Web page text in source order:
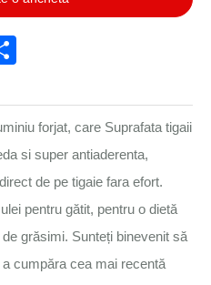
forjat, care Suprafata tigaii
si super antiaderenta,
de pe tigaie fara efort.
pentru gătit, pentru o dietă
grăsimi. Sunteți binevenit să
cumpăra cea mai recentă